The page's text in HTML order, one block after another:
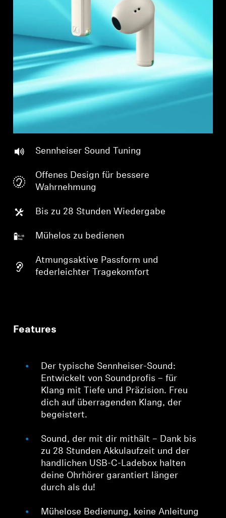
Sennheiser Sound Tuning
Offenes Design für bessere
Wahrnehmung
Bis zu 28 Stunden Wiedergabe
Mühelos zu bedienen
Atmungsaktive Passform und
federleichter Tragekomfort
Features
Der typische Sennheiser-Sound:
Entwickelt von Soundprofis – für
Klang mit Tiefe und Präzision. Freu
dich auf überragenden Klang, der
begeistert.
Sound, der mit dir mithält – Dank bis
zu 28 Stunden Akkulaufzeit und der
handlichen USB-C-Ladebox halten
deine Ohrhörer garantiert länger
durch als du!
Mühelose Bedienung, keine Anleitung